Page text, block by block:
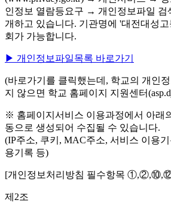
인정보 열람등요구 → 개인정보파일 검
개하고 있습니다. 기관명에 '대전대성
회가 가능합니다.
▶ 개인정보파일목록 바로가기
(바로가기를 클릭했는데, 학교의 개인
지 않으면 학교 홈페이지 지원센터
※ 홈페이지서비스 이용과정에서 아래
동으로 생성되어 수집될 수 있습니다.
(IP주소, 쿠키, MAC주소, 서비스 이용기
용기록 등)
[개인정보처리방침 필수항목
제2조